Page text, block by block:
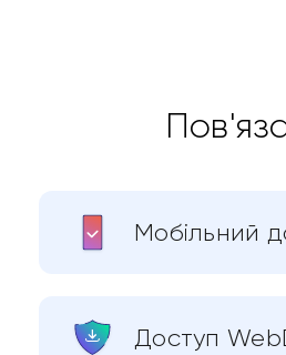
Мобільний
Доступ